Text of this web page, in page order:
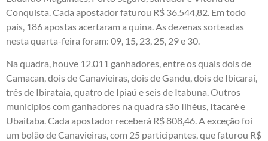
Conquista. Cada apostador faturou R$ 36.544,82. Em todo
país, 186 apostas acertaram a quina. As dezenas sorteadas
nesta quarta-feira foram: 09, 15, 23, 25, 29 e 30.
Na quadra, houve 12.011 ganhadores, entre os quais dois de
Camacan, dois de Canavieiras, dois de Gandu, dois de Ibicaraí,
três de Ibirataia, quatro de Ipiaú e seis de Itabuna. Outros
municípios com ganhadores na quadra são Ilhéus, Itacaré e
Ubaitaba. Cada apostador receberá R$ 808,46. A exceção foi
um bolão de Canavieiras, com 25 participantes, que faturou R$